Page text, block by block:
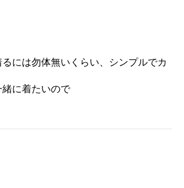
には勿体無いくらい、シンプルでカ
に着たいので